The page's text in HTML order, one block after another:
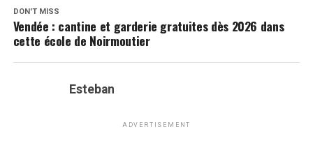
DON'T MISS
Vendée : cantine et garderie gratuites dès 2026 dans
cette école de Noirmoutier
Esteban
ADVERTISEMENT